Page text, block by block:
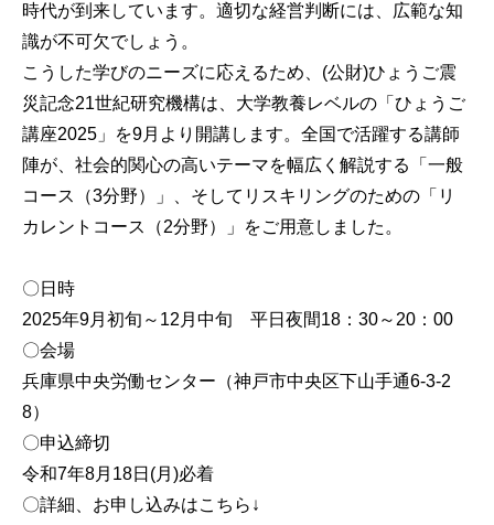
時代が到来しています。適切な経営判断には、広範な知
識が不可欠でしょう。
こうした学びのニーズに応えるため、(公財)ひょうご震
災記念21世紀研究機構は、大学教養レベルの「ひょうご
講座2025」を9月より開講します。全国で活躍する講師
陣が、社会的関心の高いテーマを幅広く解説する「一般
コース（3分野）」、そしてリスキリングのための「リ
カレントコース（2分野）」をご用意しました。
〇日時
2025年9月初旬～12月中旬 平日夜間18：30～20：00
〇会場
兵庫県中央労働センター（神戸市中央区下山手通6-3-2
8）
〇申込締切
令和7年8月18日(月)必着
〇詳細、お申し込みはこちら↓